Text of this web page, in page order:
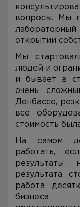
вопросы. Мы
открытии
Мы
людей и
и бывает в
очень
Донбассе,
все
стоимость
На самом
работать,
результата
работа
бизнеса